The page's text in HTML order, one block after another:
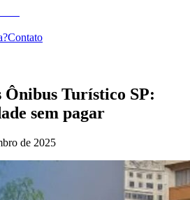
Contato
Turístico SP:
sem pagar
de 2025